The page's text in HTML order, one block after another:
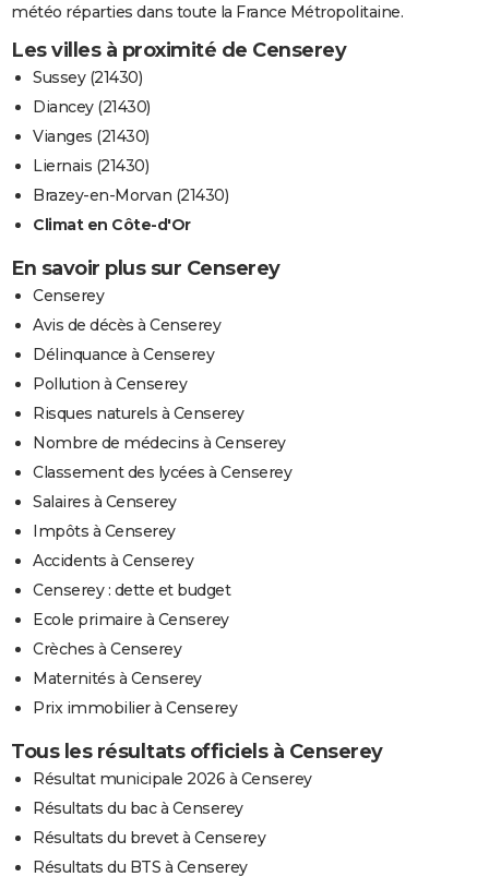
météo réparties dans toute la France Métropolitaine.
Les villes à proximité de Censerey
Sussey (21430)
Diancey (21430)
Vianges (21430)
Liernais (21430)
Brazey-en-Morvan (21430)
Climat en Côte-d'Or
En savoir plus sur Censerey
Censerey
Avis de décès à Censerey
Délinquance à Censerey
Pollution à Censerey
Risques naturels à Censerey
Nombre de médecins à Censerey
Classement des lycées à Censerey
Salaires à Censerey
Impôts à Censerey
Accidents à Censerey
Censerey : dette et budget
Ecole primaire à Censerey
Crèches à Censerey
Maternités à Censerey
Prix immobilier à Censerey
Tous les résultats officiels à Censerey
Résultat municipale 2026 à Censerey
Résultats du bac à Censerey
Résultats du brevet à Censerey
Résultats du BTS à Censerey